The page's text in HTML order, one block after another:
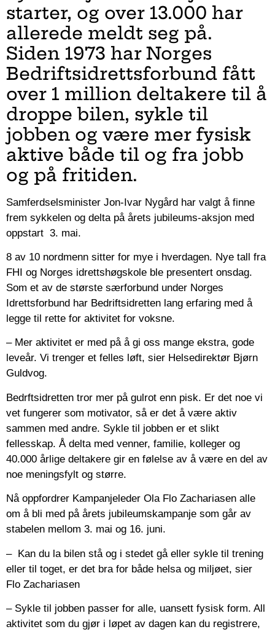
starter, og over 13.000 har
allerede meldt seg på.
Siden 1973 har Norges
Bedriftsidrettsforbund fått
over 1 million deltakere til å
droppe bilen, sykle til
jobben og være mer fysisk
aktive både til og fra jobb
og på fritiden.
Samferdselsminister Jon-Ivar Nygård har valgt å finne
frem sykkelen og delta på årets jubileums-aksjon med
oppstart 3. mai.
8 av 10 nordmenn sitter for mye i hverdagen. Nye tall fra
FHI og Norges idrettshøgskole ble presentert onsdag.
Som et av de største særforbund under Norges
Idrettsforbund har Bedriftsidretten lang erfaring med å
legge til rette for aktivitet for voksne.
– Mer aktivitet er med på å gi oss mange ekstra, gode
leveår. Vi trenger et felles løft, sier Helsedirektør Bjørn
Guldvog.
Bedrftsidretten tror mer på gulrot enn pisk. Er det noe vi
vet fungerer som motivator, så er det å være aktiv
sammen med andre. Sykle til jobben er et slikt
fellesskap. Å delta med venner, familie, kolleger og
40.000 årlige deltakere gir en følelse av å være en del av
noe meningsfylt og større.
Nå oppfordrer Kampanjeleder Ola Flo Zachariasen alle
om å bli med på årets jubileumskampanje som går av
stabelen mellom 3. mai og 16. juni.
– Kan du la bilen stå og i stedet gå eller sykle til trening
eller til toget, er det bra for både helsa og miljøet, sier
Flo Zachariasen
– Sykle til jobben passer for alle, uansett fysisk form. All
aktivitet som du gjør i løpet av dagen kan du registrere,